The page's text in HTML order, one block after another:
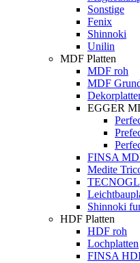
Sonstige
Fenix
Shinnoki
Unilin
MDF Platten
MDF roh
MDF
EGGER
FINSA
Medite
Shinnoki
HDF Platten
HDF roh
Lochplatten
FINSA